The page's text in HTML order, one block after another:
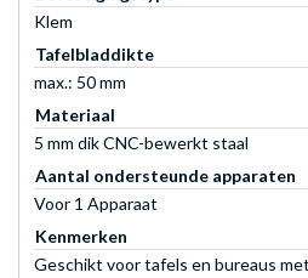
Klem
Tafelbladdikte
max.: 50 mm
Materiaal
5 mm dik CNC-bewerkt staal
Aantal ondersteunde apparaten
Voor 1 Apparaat
Kenmerken
Geschikt voor tafels en bureaus